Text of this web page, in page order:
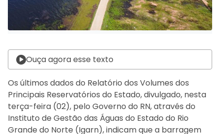
Ouça agora esse texto
Os últimos dados do Relatório dos Volumes dos
Principais Reservatórios do Estado, divulgado, nesta
terça-feira (02), pelo Governo do RN, através do
Instituto de Gestão das Águas do Estado do Rio
Grande do Norte (Igarn), indicam que a barragem